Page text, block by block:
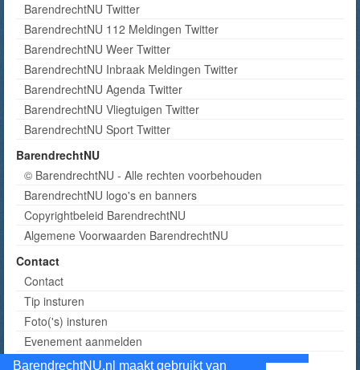
BarendrechtNU.nl maakt gebruikt van
BarendrechtNU Twitter
BarendrechtNU 112 Meldingen Twitter
BarendrechtNU Weer Twitter
BarendrechtNU Inbraak Meldingen Twitter
BarendrechtNU Agenda Twitter
BarendrechtNU Vliegtuigen Twitter
BarendrechtNU Sport Twitter
BarendrechtNU
© BarendrechtNU - Alle rechten voorbehouden
BarendrechtNU logo's en banners
Copyrightbeleid BarendrechtNU
Algemene Voorwaarden BarendrechtNU
Contact
Contact
Tip insturen
Foto('s) insturen
Evenement aanmelden
Informatie aanvragen adverteren